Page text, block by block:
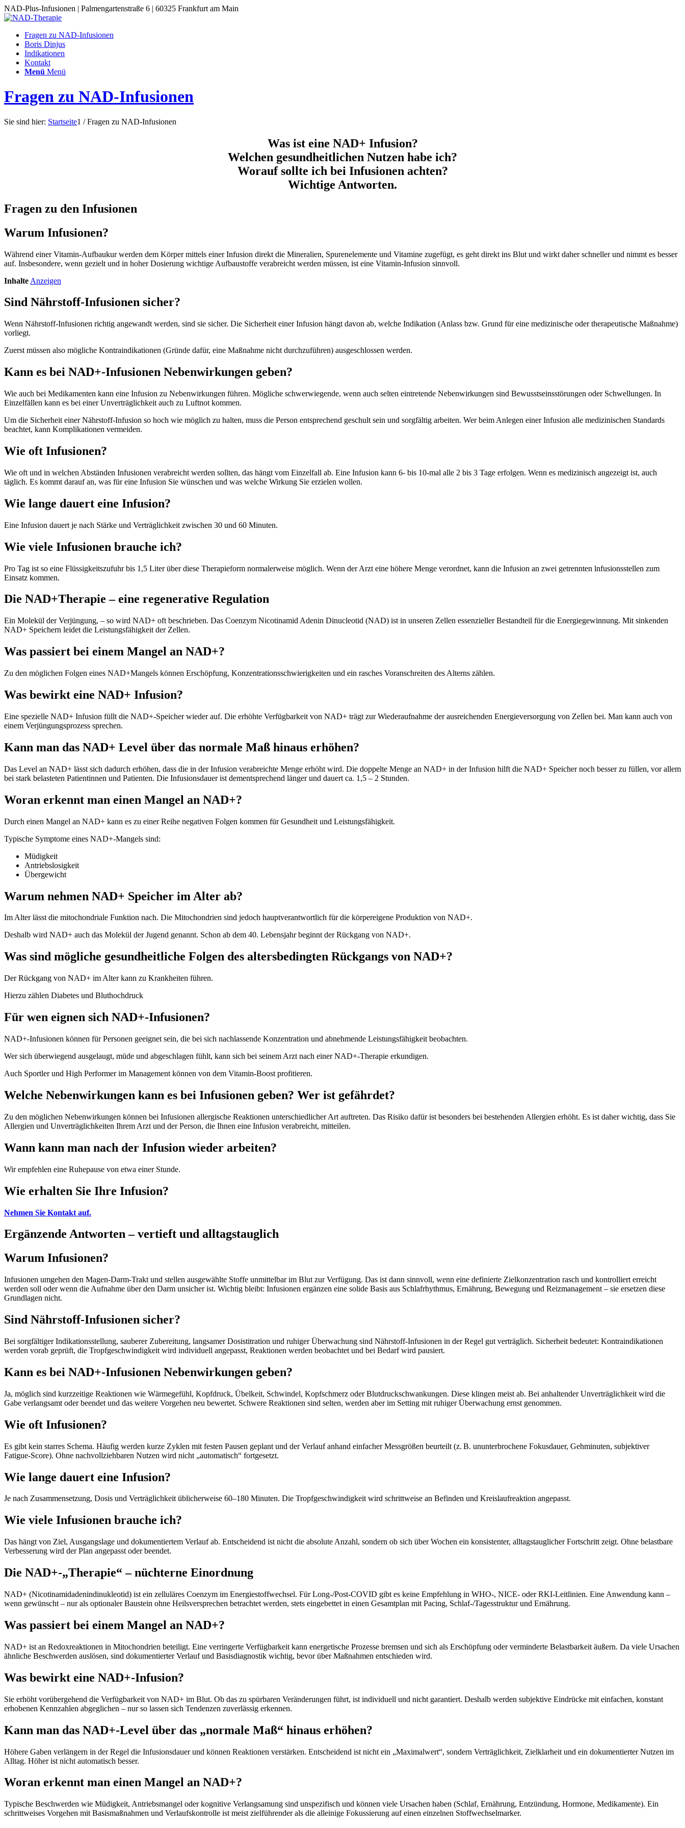
NAD-Plus-Infusionen | Palmengartenstraße 6 | 60325 Frankfurt am Main
Fragen zu NAD-Infusionen
Boris Dinjus
Indikationen
Kontakt
Menü Menü
Fragen zu NAD-Infusionen
Sie sind hier: Startseite1 / Fragen zu NAD-Infusionen
Was ist eine NAD+ Infusion?
Welchen gesundheitlichen Nutzen habe ich?
Worauf sollte ich bei Infusionen achten?
Wichtige Antworten.
Fragen zu den Infusionen
Warum Infusionen?
Während einer Vitamin-Aufbaukur werden dem Körper mittels einer Infusion direkt die Mineralien, Spurenelemente und Vitamine zugefügt, es geht direkt ins Blut und wirkt daher schneller und nimmt es besser
auf. Insbesondere, wenn gezielt und in hoher Dosierung wichtige Aufbaustoffe verabreicht werden müssen, ist eine Vitamin-Infusion sinnvoll.
Inhalte Anzeigen
Sind Nährstoff-Infusionen sicher?
Wenn Nährstoff-Infusionen richtig angewandt werden, sind sie sicher. Die Sicherheit einer Infusion hängt davon ab, welche Indikation (Anlass bzw. Grund für eine medizinische oder therapeutische Maßnahme)
vorliegt.
Zuerst müssen also mögliche Kontraindikationen (Gründe dafür, eine Maßnahme nicht durchzuführen) ausgeschlossen werden.
Kann es bei NAD+-Infusionen Nebenwirkungen geben?
Wie auch bei Medikamenten kann eine Infusion zu Nebenwirkungen führen. Mögliche schwerwiegende, wenn auch selten eintretende Nebenwirkungen sind Bewusstseinsstörungen oder Schwellungen. In
Einzelfällen kann es bei einer Unverträglichkeit auch zu Luftnot kommen.
Um die Sicherheit einer Nährstoff-Infusion so hoch wie möglich zu halten, muss die Person entsprechend geschult sein und sorgfältig arbeiten. Wer beim Anlegen einer Infusion alle medizinischen Standards
beachtet, kann Komplikationen vermeiden.
Wie oft Infusionen?
Wie oft und in welchen Abständen Infusionen verabreicht werden sollten, das hängt vom Einzelfall ab. Eine Infusion kann 6- bis 10-mal alle 2 bis 3 Tage erfolgen. Wenn es medizinisch angezeigt ist, auch
täglich. Es kommt darauf an, was für eine Infusion Sie wünschen und was welche Wirkung Sie erzielen wollen.
Wie lange dauert eine Infusion?
Eine Infusion dauert je nach Stärke und Verträglichkeit zwischen 30 und 60 Minuten.
Wie viele Infusionen brauche ich?
Pro Tag ist so eine Flüssigkeitszufuhr bis 1,5 Liter über diese Therapieform normalerweise möglich. Wenn der Arzt eine höhere Menge verordnet, kann die Infusion an zwei getrennten lnfusionsstellen zum
Einsatz kommen.
Die NAD+Therapie – eine regenerative Regulation
Ein Molekül der Verjüngung, – so wird NAD+ oft beschrieben. Das Coenzym Nicotinamid Adenin Dinucleotid (NAD) ist in unseren Zellen essenzieller Bestandteil für die Energiegewinnung. Mit sinkenden
NAD+ Speichern leidet die Leistungsfähigkeit der Zellen.
Was passiert bei einem Mangel an NAD+?
Zu den möglichen Folgen eines NAD+Mangels können Erschöpfung, Konzentrationsschwierigkeiten und ein rasches Voranschreiten des Alterns zählen.
Was bewirkt eine NAD+ Infusion?
Eine spezielle NAD+ Infusion füllt die NAD+-Speicher wieder auf. Die erhöhte Verfügbarkeit von NAD+ trägt zur Wiederaufnahme der ausreichenden Energieversorgung von Zellen bei. Man kann auch von
einem Verjüngungsprozess sprechen.
Kann man das NAD+ Level über das normale Maß hinaus erhöhen?
Das Level an NAD+ lässt sich dadurch erhöhen, dass die in der Infusion verabreichte Menge erhöht wird. Die doppelte Menge an NAD+ in der Infusion hilft die NAD+ Speicher noch besser zu füllen, vor allem
bei stark belasteten Patientinnen und Patienten. Die Infusionsdauer ist dementsprechend länger und dauert ca. 1,5 – 2 Stunden.
Woran erkennt man einen Mangel an NAD+?
Durch einen Mangel an NAD+ kann es zu einer Reihe negativen Folgen kommen für Gesundheit und Leistungsfähigkeit.
Typische Symptome eines NAD+-Mangels sind:
Müdigkeit
Antriebslosigkeit
Übergewicht
Warum nehmen NAD+ Speicher im Alter ab?
Im Alter lässt die mitochondriale Funktion nach. Die Mitochondrien sind jedoch hauptverantwortlich für die körpereigene Produktion von NAD+.
Deshalb wird NAD+ auch das Molekül der Jugend genannt. Schon ab dem 40. Lebensjahr beginnt der Rückgang von NAD+.
Was sind mögliche gesundheitliche Folgen des altersbedingten Rückgangs von NAD+?
Der Rückgang von NAD+ im Alter kann zu Krankheiten führen.
Hierzu zählen Diabetes und Bluthochdruck
Für wen eignen sich NAD+-Infusionen?
NAD+-Infusionen können für Personen geeignet sein, die bei sich nachlassende Konzentration und abnehmende Leistungsfähigkeit beobachten.
Wer sich überwiegend ausgelaugt, müde und abgeschlagen fühlt, kann sich bei seinem Arzt nach einer NAD+-Therapie erkundigen.
Auch Sportler und High Performer im Management können von dem Vitamin-Boost profitieren.
Welche Nebenwirkungen kann es bei Infusionen geben? Wer ist gefährdet?
Zu den möglichen Nebenwirkungen können bei Infusionen allergische Reaktionen unterschiedlicher Art auftreten. Das Risiko dafür ist besonders bei bestehenden Allergien erhöht. Es ist daher wichtig, dass Sie
Allergien und Unverträglichkeiten Ihrem Arzt und der Person, die Ihnen eine Infusion verabreicht, mitteilen.
Wann kann man nach der Infusion wieder arbeiten?
Wir empfehlen eine Ruhepause von etwa einer Stunde.
Wie erhalten Sie Ihre Infusion?
Nehmen Sie Kontakt auf.
Ergänzende Antworten – vertieft und alltagstauglich
Warum Infusionen?
Infusionen umgehen den Magen‑Darm‑Trakt und stellen ausgewählte Stoffe unmittelbar im Blut zur Verfügung. Das ist dann sinnvoll, wenn eine definierte Zielkonzentration rasch und kontrolliert erreicht
werden soll oder wenn die Aufnahme über den Darm unsicher ist. Wichtig bleibt: Infusionen ergänzen eine solide Basis aus Schlafrhythmus, Ernährung, Bewegung und Reizmanagement – sie ersetzen diese
Grundlagen nicht.
Sind Nährstoff‑Infusionen sicher?
Bei sorgfältiger Indikationsstellung, sauberer Zubereitung, langsamer Dosistitration und ruhiger Überwachung sind Nährstoff‑Infusionen in der Regel gut verträglich. Sicherheit bedeutet: Kontraindikationen
werden vorab geprüft, die Tropfgeschwindigkeit wird individuell angepasst, Reaktionen werden beobachtet und bei Bedarf wird pausiert.
Kann es bei NAD+‑Infusionen Nebenwirkungen geben?
Ja, möglich sind kurzzeitige Reaktionen wie Wärmegefühl, Kopfdruck, Übelkeit, Schwindel, Kopfschmerz oder Blutdruckschwankungen. Diese klingen meist ab. Bei anhaltender Unverträglichkeit wird die
Gabe verlangsamt oder beendet und das weitere Vorgehen neu bewertet. Schwere Reaktionen sind selten, werden aber im Setting mit ruhiger Überwachung ernst genommen.
Wie oft Infusionen?
Es gibt kein starres Schema. Häufig werden kurze Zyklen mit festen Pausen geplant und der Verlauf anhand einfacher Messgrößen beurteilt (z. B. ununterbrochene Fokusdauer, Gehminuten, subjektiver
Fatigue‑Score). Ohne nachvollziehbaren Nutzen wird nicht „automatisch“ fortgesetzt.
Wie lange dauert eine Infusion?
Je nach Zusammensetzung, Dosis und Verträglichkeit üblicherweise 60–180 Minuten. Die Tropfgeschwindigkeit wird schrittweise an Befinden und Kreislaufreaktion angepasst.
Wie viele Infusionen brauche ich?
Das hängt von Ziel, Ausgangslage und dokumentiertem Verlauf ab. Entscheidend ist nicht die absolute Anzahl, sondern ob sich über Wochen ein konsistenter, alltagstauglicher Fortschritt zeigt. Ohne belastbare
Verbesserung wird der Plan angepasst oder beendet.
Die NAD+‑„Therapie“ – nüchterne Einordnung
NAD+ (Nicotinamidadenindinukleotid) ist ein zelluläres Coenzym im Energiestoffwechsel. Für Long‑/Post‑COVID gibt es keine Empfehlung in WHO‑, NICE‑ oder RKI‑Leitlinien. Eine Anwendung kann –
wenn gewünscht – nur als optionaler Baustein ohne Heilsversprechen betrachtet werden, stets eingebettet in einen Gesamtplan mit Pacing, Schlaf‑/Tagesstruktur und Ernährung.
Was passiert bei einem Mangel an NAD+?
NAD+ ist an Redoxreaktionen in Mitochondrien beteiligt. Eine verringerte Verfügbarkeit kann energetische Prozesse bremsen und sich als Erschöpfung oder verminderte Belastbarkeit äußern. Da viele Ursachen
ähnliche Beschwerden auslösen, sind dokumentierter Verlauf und Basisdiagnostik wichtig, bevor über Maßnahmen entschieden wird.
Was bewirkt eine NAD+‑Infusion?
Sie erhöht vorübergehend die Verfügbarkeit von NAD+ im Blut. Ob das zu spürbaren Veränderungen führt, ist individuell und nicht garantiert. Deshalb werden subjektive Eindrücke mit einfachen, konstant
erhobenen Kennzahlen abgeglichen – nur so lassen sich Tendenzen zuverlässig erkennen.
Kann man das NAD+‑Level über das „normale Maß“ hinaus erhöhen?
Höhere Gaben verlängern in der Regel die Infusionsdauer und können Reaktionen verstärken. Entscheidend ist nicht ein „Maximalwert“, sondern Verträglichkeit, Zielklarheit und ein dokumentierter Nutzen im
Alltag. Höher ist nicht automatisch besser.
Woran erkennt man einen Mangel an NAD+?
Typische Beschwerden wie Müdigkeit, Antriebsmangel oder kognitive Verlangsamung sind unspezifisch und können viele Ursachen haben (Schlaf, Ernährung, Entzündung, Hormone, Medikamente). Ein
schrittweises Vorgehen mit Basismaßnahmen und Verlaufskontrolle ist meist zielführender als die alleinige Fokussierung auf einen einzelnen Stoffwechselmarker.